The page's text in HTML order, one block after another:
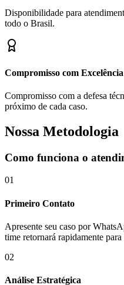
Disponibilidade para
todo o Brasil.
Compromisso com Excelência
Compromisso com a defesa
próximo de cada caso.
Nossa Metodologia
Como funciona o
01
Primeiro Contato
Apresente seu caso por
time retornará rapidamente
02
Análise Estratégica